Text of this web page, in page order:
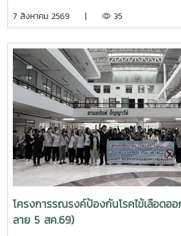
รกิติยาภา นเรนทิราเทพยวดี กรมหลวงรา
น. ณ ลานอนันต์ ปัญญาวีร์ อาคารอำนวย
ร่วมบริจาคจะได้ชั่วโมงกิจกรรมด้านจิตอาส
วันที่ 7 สิงหาคม 2569 มีผู้ประสงค์บริจาค
ผ่านเกณฑ์สามารถบริจาคโลหิตได้ จำนวน
7 สิงหาคม 2569 | 35
โครงการรณรงค์ป้องกันโรคไข้เลือดอ
ลาย 5 สค.69)